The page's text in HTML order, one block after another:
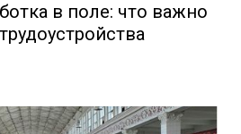
в поле: что важно